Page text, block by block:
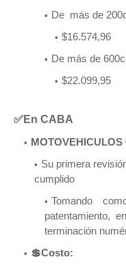
De más de
$16.574,96
De más de
$22.099,95
✅En CABA
MOTOVEHICULOS
Su primera
cumplido
Tomando
patentamiento,
terminación
💲Costo: